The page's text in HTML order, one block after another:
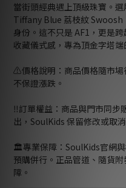
當街頭經典遇上頂級珠寶。
Tiffany Blue 荔枝紋 Swoosh
身份。這不只是 AF1，更是
收藏儀式感，專為頂金字塔端
⚠️價格說明：商品價格隨市場
不保證漲跌。
‼️訂單權益：商品與門市同步
出，SoulKids 保留修改或取
🏛️專業保障：SoulKids官網
預購併行。正品管道、隨貨
障。